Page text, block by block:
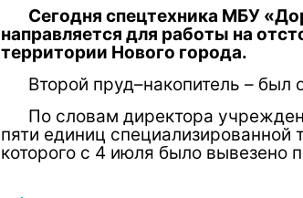
Сегодня спецтехника МБУ
направляется для работы на
территории Нового города.
Второй пруд–накопитель – был
По словам директора
пяти единиц специализированной
которого с 4 июля было вывезено